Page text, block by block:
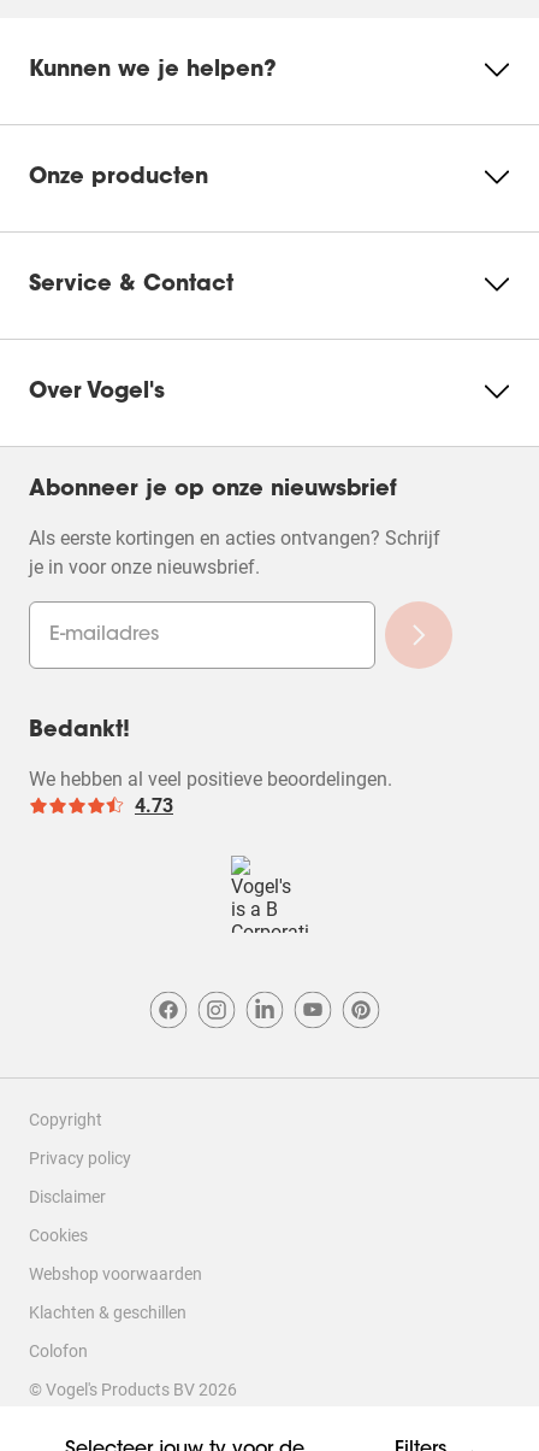
Kunnen we je helpen?
Onze producten
Service & Contact
Over Vogel's
Abonneer je op onze nieuwsbrief
Als eerste kortingen en acties ontvangen? Schrijf
je in voor onze nieuwsbrief.
Bedankt!
We hebben al veel positieve beoordelingen.
4.73
Copyright
Privacy policy
Disclaimer
Cookies
Webshop voorwaarden
Klachten & geschillen
Colofon
© Vogel's Products BV2026